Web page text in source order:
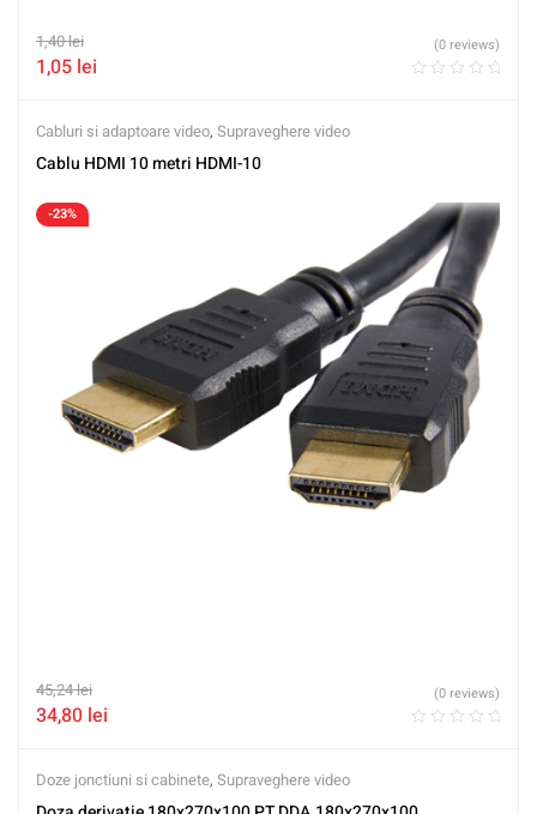
1,40lei
1,05 lei
(0 reviews)
Cabluri si adaptoare video, Supraveghere video
Cablu HDMI 10 metri HDMI-10
-23%
45,24lei
34,80 lei
(0 reviews)
Doze jonctiuni si cabinete, Supraveghere video